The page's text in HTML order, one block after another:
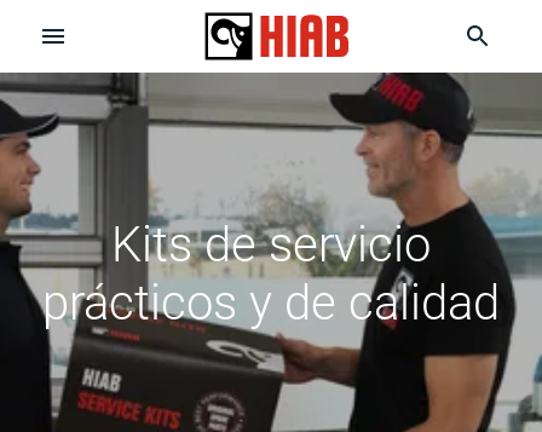
Kits de servicio
prácticos y de calidad